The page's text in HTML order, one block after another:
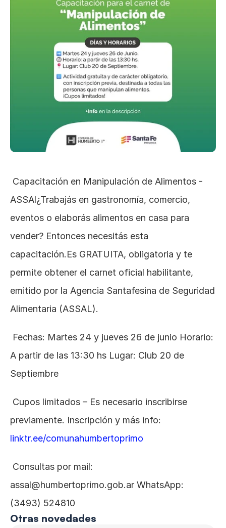
Otras novedades
ASSAl¿Trabajás en gastronomía, comercio,
eventos o elaborás alimentos en casa para
vender? Entonces necesitás esta
capacitación.Es GRATUITA, obligatoria y te
permite obtener el carnet oficial habilitante,
emitido por la Agencia Santafesina de Seguridad
Alimentaria (ASSAL).
A partir de las 13:30 hs Lugar: Club 20 de
Septiembre
linktr.ee/comunahumbertoprimo
assal@humbertoprimo.gob.ar WhatsApp:
(3493) 524810